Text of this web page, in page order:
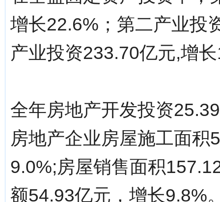
增长22.6%；第二产业投
产业投资233.70亿元,增
全年房地产开发投资
房地产企业房屋施工面
9.0%;房屋销售面积
额54.93亿元，增长9.8%